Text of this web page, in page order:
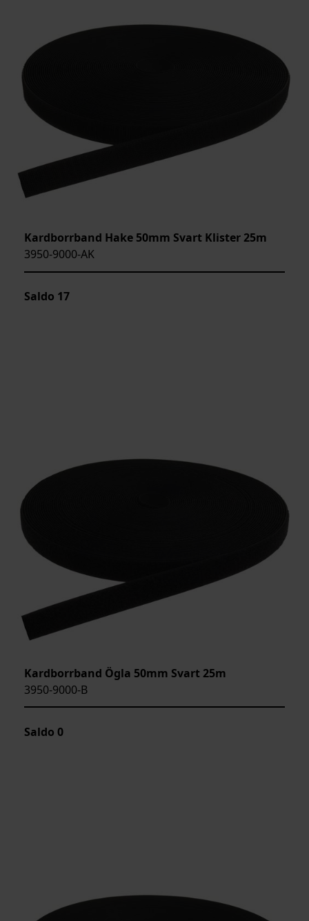
Kardborrband Hake 50mm Svart Klister 25m
3950-9000-AK
Saldo 17
Kardborrband Ögla 50mm Svart 25m
3950-9000-B
Saldo 0